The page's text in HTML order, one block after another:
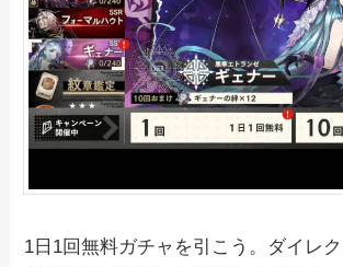
1日1回無料ガチャを引こう。ダイレ